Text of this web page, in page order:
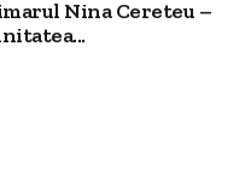
Nina Cereteu –